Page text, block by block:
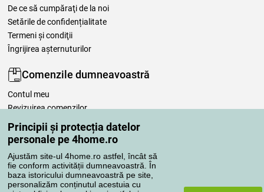
Principii și protecția datelor
personale pe 4home.ro
Ajustăm site-ul 4home.ro astfel, încât să
fie conform activității dumneavoastră. În
baza istoricului dumneavoastră pe site,
personalizăm conținutul acestuia cu
De ce să cumpăraţi de la noi
Setările de confidențialitate
Termeni şi condiţii
Îngrijirea așternuturilor
Comenzile dumneavoastră
Contul meu
Revizuirea comenzilor
Reclamaţii
Retragere de la contract
Regulile de procesare a recenziilor
Metode de transport